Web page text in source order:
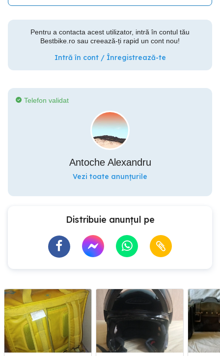
Pentru a contacta acest utilizator, intră în contul tău
Bestbike.ro sau creează-ți rapid un cont nou!
Intră în cont / Înregistrează-te
Telefon validat
Antoche Alexandru
Vezi toate anunțurile
Distribuie anunțul pe